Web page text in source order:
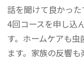
話を聞けて良かった
4回コースを申し込
す。ホームケアも
ます。家族の反響も